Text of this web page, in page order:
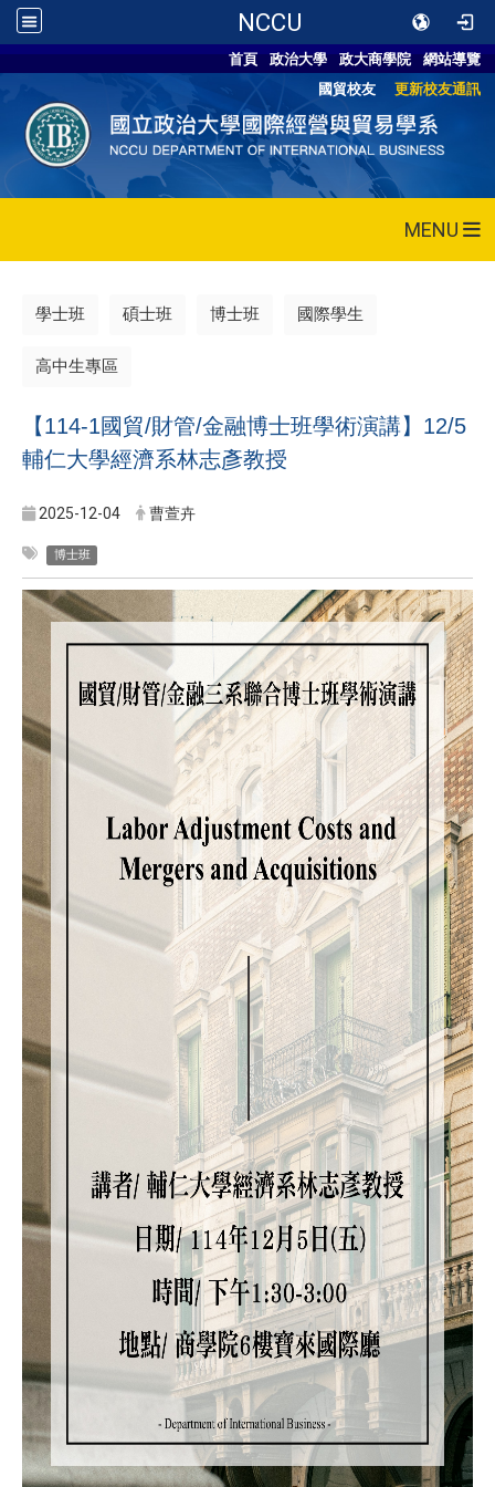
NCCU
首頁 政治大學 政大商學院
網站導覽
國貿校友
更新校友通訊
MENU
學士班 碩士班 博士班 國際學生
高中生專區
【114-1國貿/財管/金融博士班學術演講】12/5
輔仁大學經濟系林志彥教授
2025-12-04 曹萱卉
博士班